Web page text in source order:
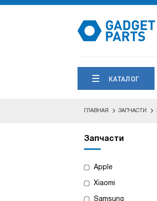
КАТАЛОГ
ГЛАВНАЯ ЗАПЧАСТИ
Запчасти
Apple
Xiaomi
Samsung